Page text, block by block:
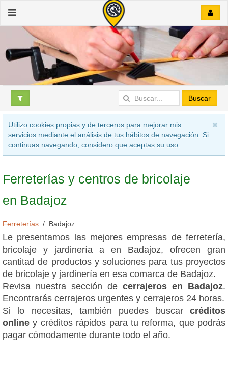
Buscar
Utilizo cookies propias y de terceros para mejorar mis
servicios mediante el análisis de tus hábitos de navegación. Si
continuas navegando, considero que aceptas su uso.
Ferreterías y centros de bricolaje
en Badajoz
Ferreterías Badajoz
Le presentamos las mejores empresas de ferretería,
bricolaje y jardinería a en Badajoz, ofrecen gran
cantitad de productos y soluciones para tus proyectos
de bricolaje y jardinería en esa comarca de Badajoz.
Revisa nuestra sección de cerrajeros en Badajoz.
Encontrarás cerrajeros urgentes y cerrajeros 24 horas.
Si lo necesitas, también puedes buscar créditos
onliney créditos rápidos para tu reforma, que podrás
pagar cómodamente durante todo el año.